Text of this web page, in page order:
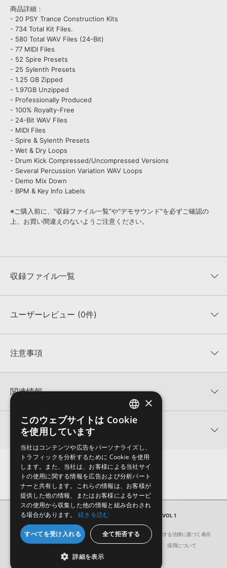
商品詳細：
- 20 PSY Trance Construction Kits
- 734 Total Kit Files.
- 580 Total WAV Files (24-Bit)
- 77 MIDI Files
- 52 Spire Presets
- 25 Sylenth Presets
- 1.25 GB Zipped
- 1.97GB Unzipped
- Professionally Produced
- 100% Royalty-Free
- 24-Bit WAV Files
- MIDI Files
- Spire & Sylenth Presets
- Wet & Dry Loops
- Drum Kick Compressed/Uncompressed Versions
- Several Percussion Variation WAV Loops
- Demo Mix Down
- BPM & Key Info Labels
※ご購入前に、"収録ファイル一覧"や"デモサウンド"を必ずご確認の
上、お買い間違えのないようご注意ください。
収録ファイル一覧
収録ファイル一覧
ユーザーレビュー (0件)
★★★★★
★5
★2
★1
0%
レビューをもっと見る »
注意事項
KONTAKTフォーマットは、
でお使いいただけます。無償版のKONTAKT PLAYERではお使いい
ただけませんので、ご注意ください。また、「ライブラリ・タブ」
への表示にも対応しておりません。
4GBを超えるデータに関するご注意：
FAT32でフォーマットされた
HDDには、1ファイル4GBを超えるデータを格納することができま
せん。データ容量が4GBを超えるダウンロード製品をご購入いただ
きます際には、NTFSやHFS＋でフォーマットされたHDDをご用意
いただく必要がございます。
製品の購入手続き完了後、受注確認メールとシリアルナンバーをお
知らせするメールの2通が送信されます。メールに記載されており
ます説明に沿って、製品のダウンロード／導入を行って下さい。
サンプルパック製品には、原則として日本語版操作マニュアルをご
用意しておりません。ご購入後のご不明点や詳細に関するお問い合
わせなどはテクニカルサポートまでご連絡ください。
デモソングは、製品収録サウンドを使ってできることを紹介するた
関連情報
【Producer Loops】約4,000タイトルのサンプルパックが最大
50%OFF！サマーセール！
PSY TRANCE NRG VOL 1のサポート情報
関連サポート情報
2022.06.06
Reveal Sound社『SPIRE』のプリセット追加方法
2022.06.06
LennarDigital社「Sylenth1」のプリセット追加方法
2022.06.06
MIDI形式サンプルパックの追加方法
マークのついた情報は、該当する製品のご購入ユーザー様専用となって
サンプルパック PSY TRANCE NRG VOL 1
会社概要 環境保護（CSR）への取り組み
特定商取引に関する法律に基づく表示
サイト動作環境
利用規約 個人情報の保護について 採用について
ENGLISH
×
このウェブサイトは Cookie
を使用しています
当社はコンテンツや広告をパーソナライズし、
トラフィックを分析するために Cookie を使用
します。また、当社は、お客様による当社サイ
トの使用に関する情報を広告および分析パート
ナーと共有します。これらの情報は、お客様が
提供した他の情報、またはお客様によるサービ
スの使用から収集した他の情報と組み合わされ
る場合があります。
続きを読む
すべてを受け入れる 全て拒否する
詳細を表示